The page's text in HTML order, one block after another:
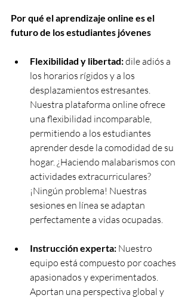
Por qué el aprendizaje online es el
futuro de los estudiantes jóvenes
Flexibilidad y libertad: dile adiós a
los horarios rígidos y a los
desplazamientos estresantes.
Nuestra plataforma online ofrece
una flexibilidad incomparable,
permitiendo a los estudiantes
aprender desde la comodidad de su
hogar. ¿Haciendo malabarismos con
actividades extracurriculares?
¡Ningún problema! Nuestras
sesiones en línea se adaptan
perfectamente a vidas ocupadas.
Instrucción experta: Nuestro
equipo está compuesto por coaches
apasionados y experimentados.
Aportan una perspectiva global y